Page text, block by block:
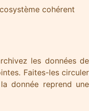
cohérent
les données de
Faites-les circuler
donnée reprend une